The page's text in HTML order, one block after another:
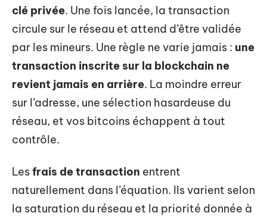
clé privée. Une fois lancée, la transaction
circule sur le réseau et attend d’être validée
par les mineurs. Une règle ne varie jamais : une
transaction inscrite sur la blockchain ne
revient jamais en arrière. La moindre erreur
sur l’adresse, une sélection hasardeuse du
réseau, et vos bitcoins échappent à tout
contrôle.
Lesfrais de transaction entrent
naturellement dans l’équation. Ils varient selon
la saturation du réseau et la priorité donnée à